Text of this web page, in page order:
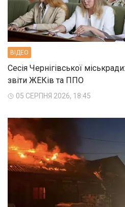
ВIДЕО
Сесія Чернігівської
звіти ЖЕКів та ППО
05 СЕРПНЯ 2026, 18:45